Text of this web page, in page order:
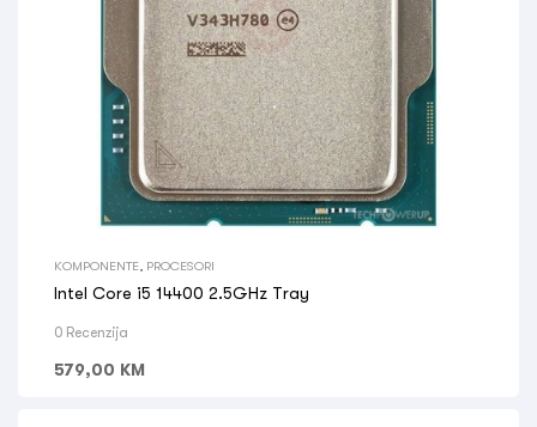
KOMPONENTE PROCESORI
Intel Core i5 14400 2.5GHz Tray
0 Recenzija
579,00 KM